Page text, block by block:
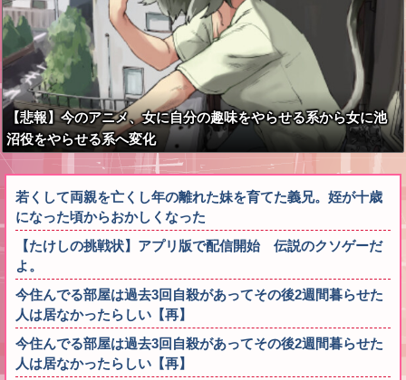
【悲報】今のアニメ、女に自分の趣味をやらせる系から女に池
沼役をやらせる系へ変化
若くして両親を亡くし年の離れた妹を育てた義兄。姪が十歳
になった頃からおかしくなった
【たけしの挑戦状】アプリ版で配信開始 伝説のクソゲーだ
よ。
今住んでる部屋は過去3回自殺があってその後2週間暮らせた
人は居なかったらしい【再】
今住んでる部屋は過去3回自殺があってその後2週間暮らせた
人は居なかったらしい【再】